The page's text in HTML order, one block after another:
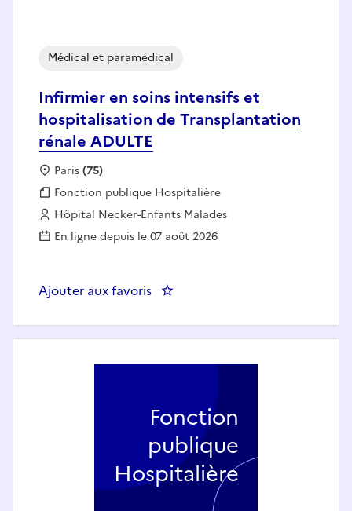
Infirmier en soins intensifs et
hospitalisation de Transplantation
rénale ADULTE
Médical et paramédical
Localisation :
Paris(75)
Fonction publique :
Fonction publique Hospitalière
Employeur :
Hôpital Necker-Enfants Malades
En ligne depuis le 07 août 2026
Ajouter aux favoris : Infirmier en soins intensifs et
Fonction
publique
Hospitalière